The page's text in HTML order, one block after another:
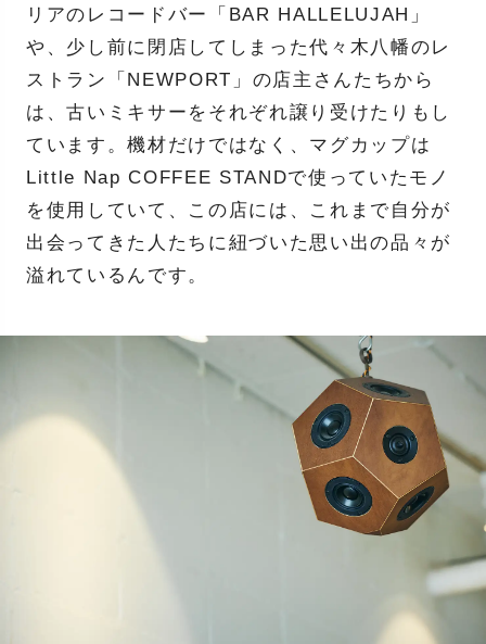
リアのレコードバー「BAR HALLELUJAH」
や、少し前に閉店してしまった代々木八幡のレ
ストラン「NEWPORT」の店主さんたちから
は、古いミキサーをそれぞれ譲り受けたりもし
ています。機材だけではなく、マグカップは
Little Nap COFFEE STANDで使っていたモノ
を使用していて、この店には、これまで自分が
出会ってきた人たちに紐づいた思い出の品々が
溢れているんです。